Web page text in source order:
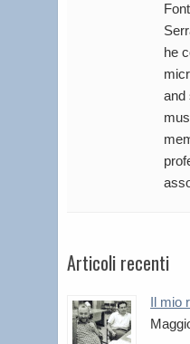
he
and
Articoli recenti
Il mio